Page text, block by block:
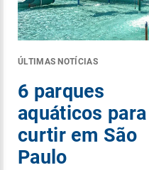
ÚLTIMAS NOTÍCIAS
6 parques
aquáticos para
curtir em São
Paulo